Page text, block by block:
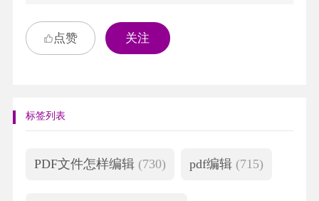
点赞 关注
标签列表
PDF文件怎样编辑 (730) pdf编辑 (715)